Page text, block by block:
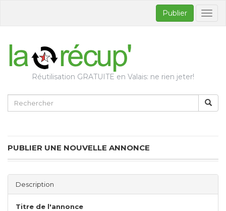
Publier
Réutilisation GRATUITE en Valais: ne rien jeter!
PUBLIER UNE NOUVELLE ANNONCE
Description
Titre de l'annonce